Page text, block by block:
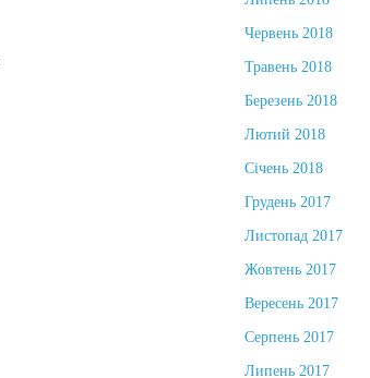
Червень 2018
Травень 2018
Березень 2018
Лютий 2018
Січень 2018
Грудень 2017
Листопад 2017
Жовтень 2017
Вересень 2017
Серпень 2017
Липень 2017